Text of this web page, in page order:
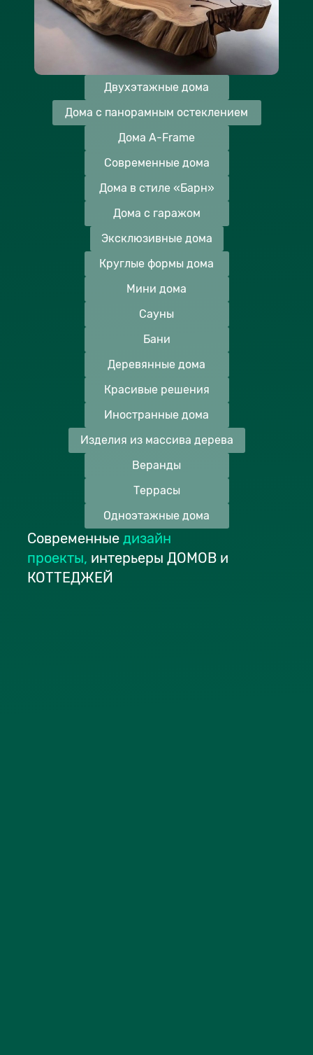
Двухэтажные дома
Дома с панорамным остеклением
Дома A-Frame
Современные дома
Дома в стиле «Барн»
Дома с гаражом
Эксклюзивные дома
Круглые формы дома
Мини дома
Сауны
Бани
Деревянные дома
Красивые решения
Иностранные дома
Изделия из массива дерева
Веранды
Террасы
Одноэтажные дома
Современные дизайн
проекты, интерьеры ДОМОВ и
КОТТЕДЖЕЙ